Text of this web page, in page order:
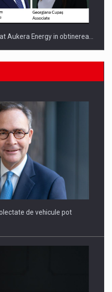
Aukera Energy in obtinerea…
DE AFACERI, ACADEMIC
de vehicule pot